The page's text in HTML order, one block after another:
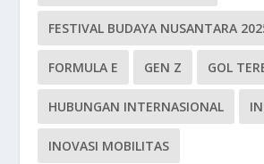
FESTIVAL BUDAYA NUSANTARA
FORMULA E GEN Z GOL
HUBUNGAN INTERNASIONAL
INOVASI MOBILITAS